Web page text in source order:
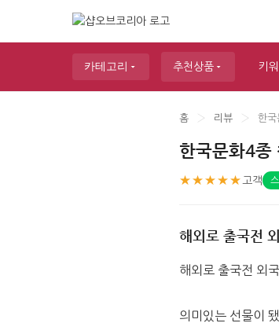
카테고리 추천상품 키
홈 › 리뷰 › 한국
한국문화4종
★★★★★ 고객
해외로 출국전
해외로 출국전 외
의미있는 선물이